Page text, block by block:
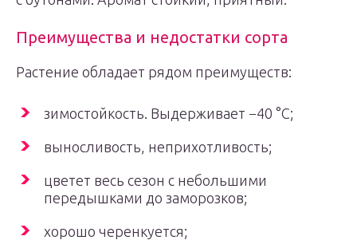
Преимущества и недостатки сорта
Растение обладает рядом преимуществ:
зимостойкость. Выдерживает −40 °С;
выносливость, неприхотливость;
цветет весь сезон с небольшими
передышками до заморозков;
хорошо черенкуется;